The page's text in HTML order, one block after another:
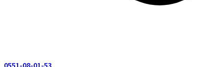
0551-08-01-53